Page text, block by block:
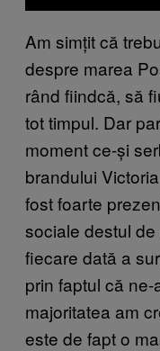
Am simțit că
despre marea
rând fiindcă, să
tot timpul. Dar
moment ce-și
brandului
fost foarte
sociale destul
fiecare dată a
prin faptul că
majoritatea am
este de fapt o